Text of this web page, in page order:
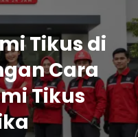
Tikus di
Cara
Tikus